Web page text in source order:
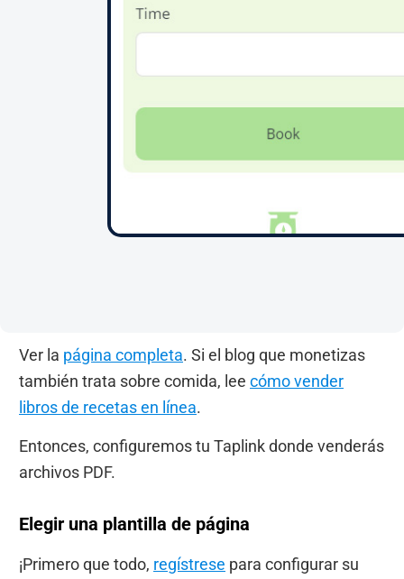
Ver la página completa. Si el blog que monetizas
también trata sobre comida, lee cómo vender
libros de recetas en línea.
Entonces, configuremos tu Taplink donde venderás
archivos PDF.
Elegir una plantilla de página
¡Primero que todo, regístrese para configurar su